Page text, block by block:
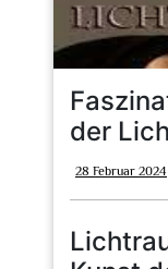
der
28 Februar 2024